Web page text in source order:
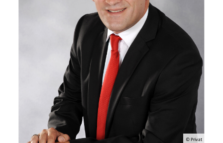
© Privat